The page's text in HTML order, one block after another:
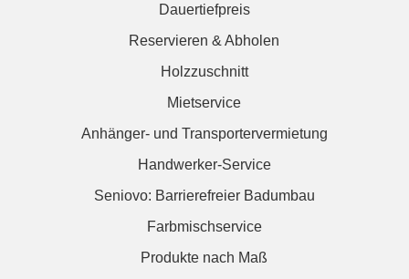
Dauertiefpreis
Reservieren & Abholen
Holzzuschnitt
Mietservice
Anhänger- und Transportervermietung
Handwerker-Service
Seniovo: Barrierefreier Badumbau
Farbmischservice
Produkte nach Maß